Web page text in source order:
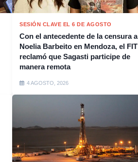
SESIÓN CLAVE EL 6 DE AGOSTO
Con el antecedente de la censura a
Noelia Barbeito en Mendoza, el FIT
reclamó que Sagasti participe de
manera remota
4 AGOSTO, 2026